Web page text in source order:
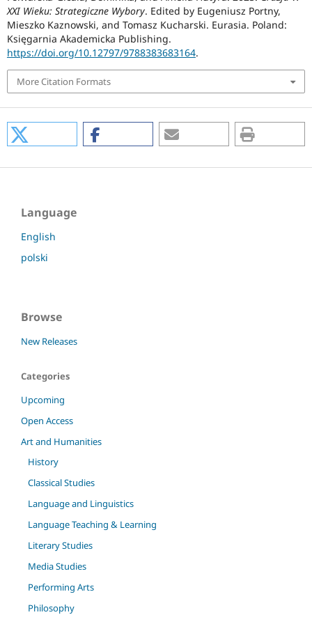
XXI Wieku: Strategiczne Wybory. Edited by Eugeniusz Portny,
Mieszko Kaznowski, and Tomasz Kucharski. Eurasia. Poland:
Księgarnia Akademicka Publishing.
https://doi.org/10.12797/9788383683164.
More Citation Formats
Language
English
polski
Browse
New Releases
Categories
Upcoming
Open Access
Art and Humanities
History
Classical Studies
Language and Linguistics
Language Teaching & Learning
Literary Studies
Media Studies
Performing Arts
Philosophy